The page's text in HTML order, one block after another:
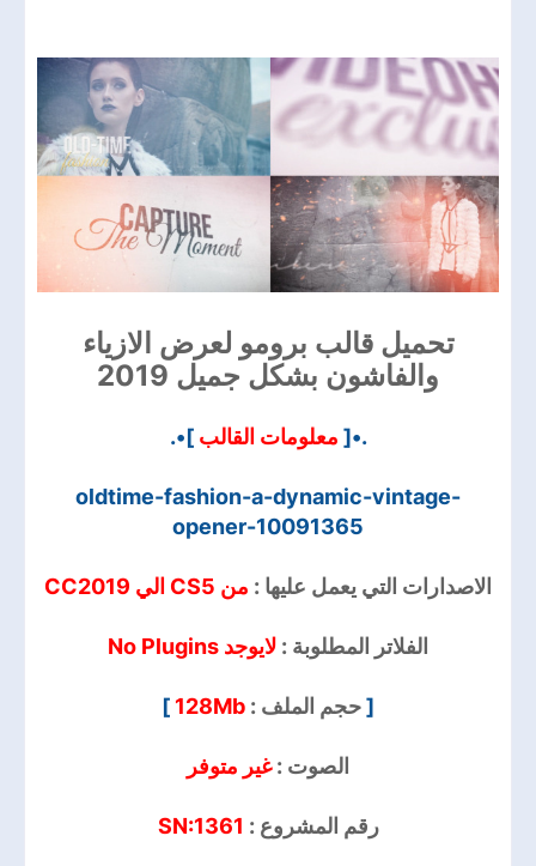
تحميل قالب برومو لعرض الازياء
والفاشون بشكل جميل 2019
.•[ معلومات القالب ]•.
oldtime-fashion-a-dynamic-vintage-
opener-10091365
الاصدارات التي يعمل عليها : من CS5 الي CC2019
الفلاتر المطلوبة : لايوجد No Plugins
[حجم الملف : 128Mb
]
الصوت :غير متوفر
رقم المشروع : SN:1361